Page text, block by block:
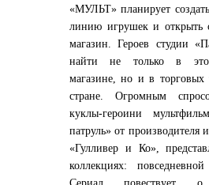
«МУЛЬТ» планирует
линию игрушек и открыть
магазин. Героев студии
найти не только в
магазине, но и в торговых
стране. Огромным
куклы-героини
патруль» от производителя
«Гулливер и Ко»,
коллекциях: